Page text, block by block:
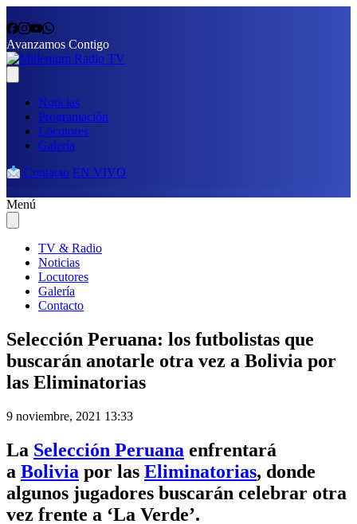
Avanzamos Contigo
Noticias
Programación
Locutores
Galería
Contacto EN VIVO
Menú
TV & Radio
Noticias
Locutores
Galería
Contacto
Selección Peruana: los futbolistas que
buscarán anotarle otra vez a Bolivia por
las Eliminatorias
9 noviembre, 2021 13:33
La Selección Peruana enfrentará
a Bolivia por las Eliminatorias, donde
algunos jugadores buscarán celebrar otra
vez frente a ‘La Verde’.